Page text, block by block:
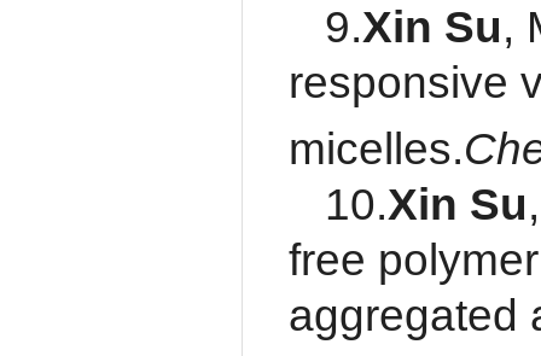
9.Xin Su,
responsive
micelles.
10.Xin Su
free
aggregated